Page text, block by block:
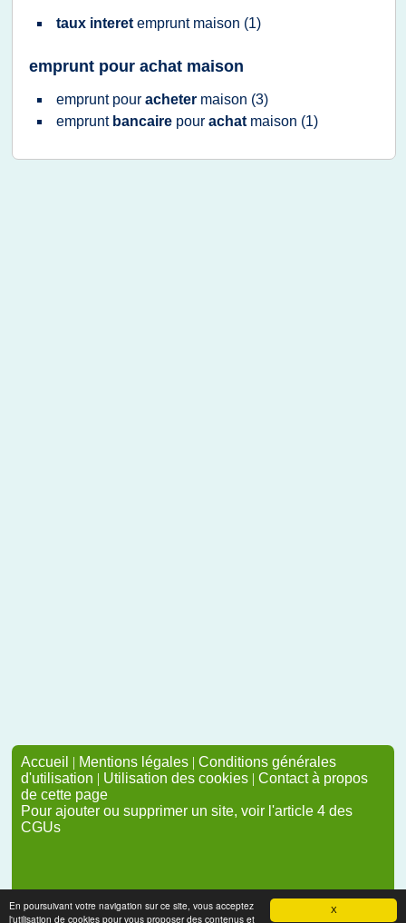
X
En poursuivant votre navigation sur ce site, vous acceptez
l'utilisation de cookies pour vous proposer des contenus et
taux interet emprunt maison (1)
emprunt pour achat maison
emprunt pour acheter maison (3)
emprunt bancaire pour achat maison (1)
Accueil | Mentions légales | Conditions générales
d'utilisation | Utilisation des cookies | Contact à propos
de cette page
Pour ajouter ou supprimer un site, voir l'article 4 des
CGUs